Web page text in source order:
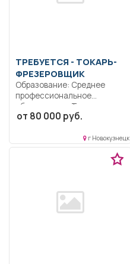
ТРЕБУЕТСЯ - ТОКАРЬ-
ФРЕЗЕРОВЩИК
Образование: Среднее
профессиональное
образование.. Токарная
обработка деталей:
от 80 000 руб.
г Новокузнецк